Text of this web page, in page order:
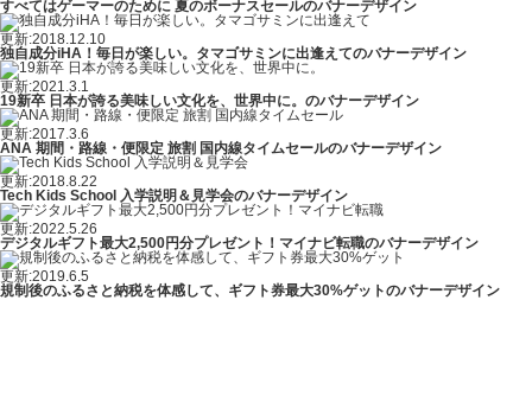
すべてはゲーマーのために 夏のボーナスセールのバナーデザイン
更新:2018.12.10
独自成分iHA！毎日が楽しい。タマゴサミンに出逢えてのバナーデザイン
更新:2021.3.1
19新卒 日本が誇る美味しい文化を、世界中に。のバナーデザイン
更新:2017.3.6
ANA 期間・路線・便限定 旅割 国内線タイムセールのバナーデザイン
更新:2018.8.22
Tech Kids School 入学説明＆見学会のバナーデザイン
更新:2022.5.26
デジタルギフト最大2,500円分プレゼント！マイナビ転職のバナーデザイン
更新:2019.6.5
規制後のふるさと納税を体感して、ギフト券最大30%ゲットのバナーデザイン